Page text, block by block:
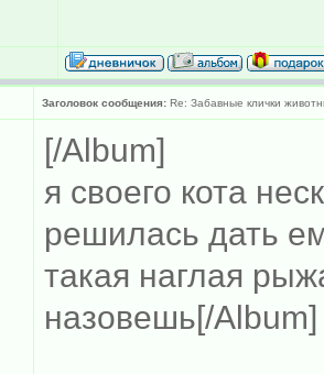
Заголовок сообщения: Re: Забавные клички
[/Album]
я своего кота
решилась дать
такая наглая
назовешь[/